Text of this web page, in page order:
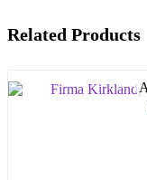
Related Products